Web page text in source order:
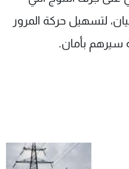
لتسهيل حركة المرور
سيرهم بأمان.